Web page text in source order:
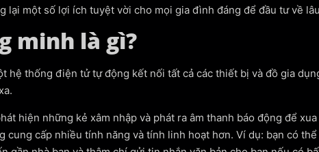
lại một số lợi ích tuyệt vời cho mọi gia đình đáng để đầu tư về
minh là gì?
hệ thống điện tử tự động kết nối tất cả các thiết bị và đồ gia
hiện những kẻ xâm nhập và phát ra âm thanh báo động để
cấp nhiều tính năng và tính linh hoạt hơn. Ví dụ: bạn có